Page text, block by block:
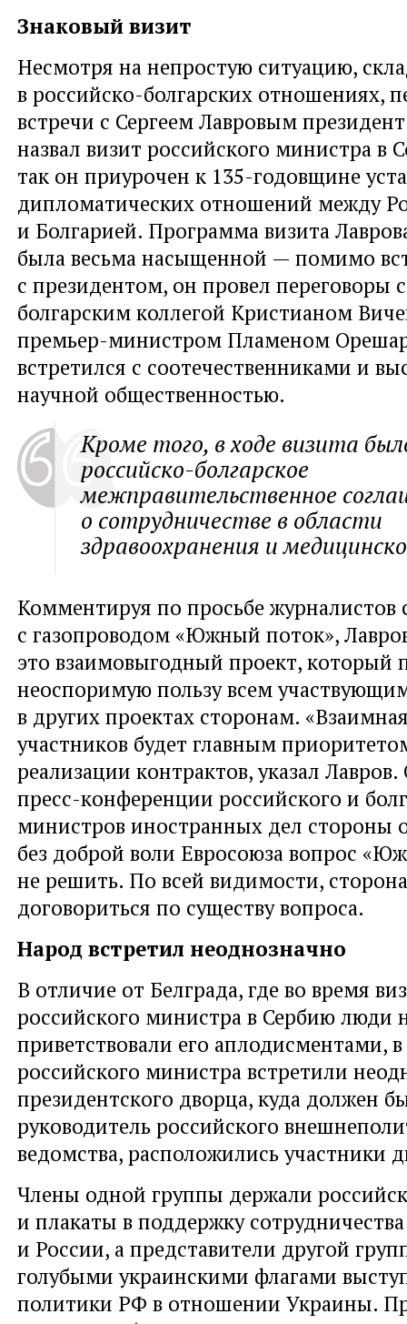
Знаковый визит
Несмотря на непростую ситуацию,
в российско-болгарских отношениях,
встречи с Сергеем Лавровым
назвал визит российского министра в
так он приурочен к 135-годовщине
дипломатических отношений между
и Болгарией. Программа визита
была весьма насыщенной — помимо
с президентом, он провел переговоры
болгарским коллегой Кристианом
премьер-министром Пламеном
встретился с соотечественниками и
научной общественностью.
Кроме того, в ходе визита
российско-болгарское
межправительственное
о сотрудничестве в области
здравоохранения и
Комментируя по просьбе журналистов
с газопроводом «Южный поток»,
это взаимовыгодный проект, который
неоспоримую пользу всем
в других проектах сторонам.
участников будет главным
реализации контрактов, указал
пресс-конференции российского и
министров иностранных дел стороны
без доброй воли Евросоюза вопрос
не решить. По всей видимости,
договориться по существу вопроса.
Народ встретил неоднозначно
В отличие от Белграда, где во время
российского министра в Сербию люди
приветствовали его аплодисментами,
российского министра встретили
президентского дворца, куда должен
руководитель российского
ведомства, расположились участники
Члены одной группы держали
и плакаты в поддержку
и России, а представители другой
голубыми украинскими флагами
политики РФ в отношении Украины.